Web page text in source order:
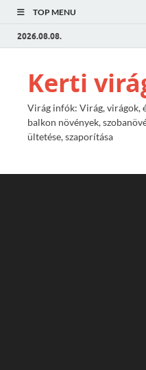
TOP MENU
2026.08.08.
Kerti
Virág infók: Virág, virágok,
balkon növények,
ültetése, szaporítása